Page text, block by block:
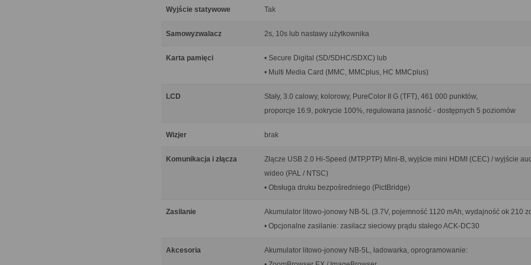
Wyjście statywowe Tak
Samowyzwalacz 2s, 10s lub nastawy użytkownika
Karta pamięci
• Secure Digital (SD/SDHC/SDXC) lub
• Multi Media Card (MMC, MMCplus, HC MMCplus)
LCD
Stały, 3.0 calowy, kolorowy, PureColor II G (TFT), 461 000 punktów,
proporcje 16:9, pokrycie 100%, regulowana jasność - dostępnych 5 poziomów
Wizjer brak
Komunikacja i złącza
Złącze USB 2.0 Hi-Speed (MTP,PTP) Mini-B, wyjście mini HDMI (CEC) / wyjście
wideo (PAL / NTSC)
• Obsługa druku bezpośredniego (PictBridge)
Zasilanie
Akumulator litowo-jonowy NB-5L (3.7V, pojemność 1120 mAh, wydajność ok 210
• Opcjonalne zasilanie: zasilacz sieciowy prądu stałego ACK-DC30
Akcesoria
Akumulator litowo-jonowy NB-5L, ładowarka, oprogramowanie: